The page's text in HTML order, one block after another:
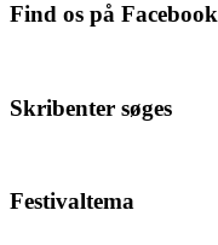
Find os på Facebook
Skribenter søges
Festivaltema